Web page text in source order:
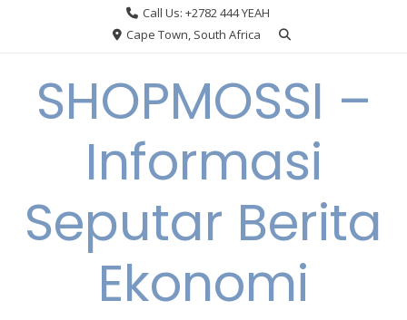
Call Us: +2782 444 YEAH
Cape Town, South Africa
SHOPMOSSI –
Informasi
Seputar Berita
Ekonomi